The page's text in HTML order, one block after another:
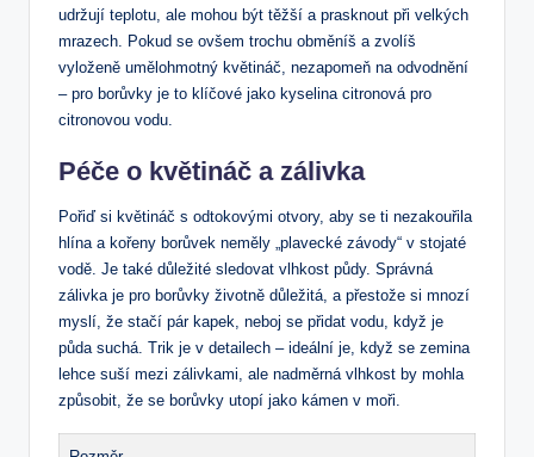
udržují teplotu, ale mohou být těžší a prasknout⁤ při velkých
mrazech. Pokud​ se ovšem ⁤trochu ⁤obměníš a zvolíš
vyloženě umělohmotný květináč, nezapomeň na odvodnění
– pro borůvky je to klíčové jako kyselina citronová pro
citronovou vodu.
Péče o⁢ květináč a zálivka
Pořiď si květináč s odtokovými otvory, aby se ti nezakouřila​
hlína a kořeny borůvek neměly​ „plavecké‍ závody“ v stojaté
vodě. Je také důležité sledovat vlhkost půdy. Správná
zálivka je pro borůvky životně důležitá, a přestože si mnozí⁤
myslí, že stačí pár kapek, neboj se přidat vodu, když je
půda suchá. Trik je v detailech – ideální je, když se ‌zemina
lehce suší mezi zálivkami, ale nadměrná vlhkost by ⁢mohla​
způsobit, že se borůvky utopí jako kámen v moři.